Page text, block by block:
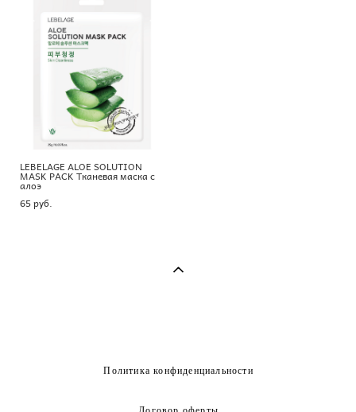
LEBELAGE ALOE SOLUTION
MASK PACK Тканевая маска с
алоэ
65 pуб.
Политика конфиденциальности